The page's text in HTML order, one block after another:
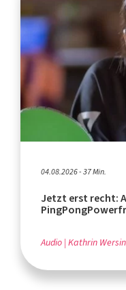
04.08.2026 - 37 Min.
Jetzt erst recht:
Audio Kathrin